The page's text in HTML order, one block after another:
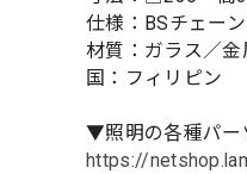
仕様：BSチェー
材質：ガラス／金
国：フィリピン
▼照明の各種パー
https://